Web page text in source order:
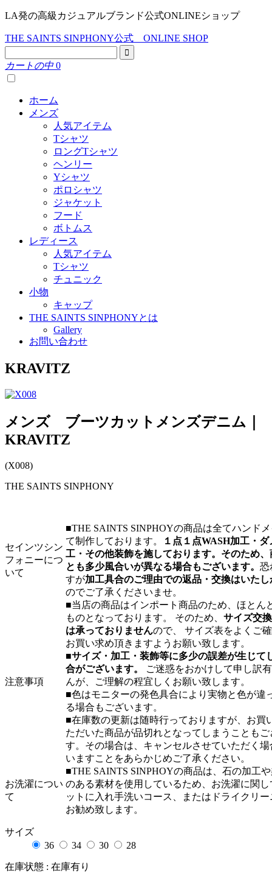
LA発の高級カジュアルブランド公式ONLINEショップ
THE SAINTS SINPHONY公式 ONLINE SHOP
カートの中 0
ホーム
メンズ
人気アイテム
Tシャツ
ロングTシャツ
ヘンリー
Yシャツ
ポロシャツ
ジャケット
フード
ボトムス
レディース
人気アイテム
Tシャツ
チュニック
小物
キャップ
THE SAINTS SINPHONYとは
Gallery
お問い合わせ
KRAVITZ
メンズ ブーツカットメンズデニム｜
KRAVITZ
(X008)
THE SAINTS SINPHONY
セインツシン
フォニーにつ
いて
■THE SAINTS SINPHOYの商品は全てハンド
て制作しております。
１点１点WASH加工・
工・その他装飾を施しております。そのため、
とも多少風合いが異なる場合もございます。 恐
すが加工具合のご理由での返品・交換はいた
のでご了承くださいませ。
注意事項
■当店の商品はインポート商品のため、ほとん
ものとなっております。 そのため、 サイズ交
は承っておりませんので、 サイズ表をよくご
お買い求め頂きますようお願い致します。
■サイズ・加工・装飾等に多少の誤差が生じて
合がございます。
ご迷惑をおかけして申し訳
んが、ご理解の程宜しくお願い致します。
■色はモニターの発色具合により実物と色が違
る場合もございます。
■在庫数の更新は随時行っておりますが、お買
ただいた商品が品切れとなってしまうこともご
す。その場合は、キャンセルさせていただく場
いますことをあらかじめご了承ください。
お洗濯につい
て
■THE SAINTS SINPHOYの商品は、石の加工
のある素材を使用しているため、お洗濯に関し
ットに入れ手洗いコース、またはドライクリ
お勧め致します。
サイズ
36
34 30 28
在庫状態 : 在庫有り